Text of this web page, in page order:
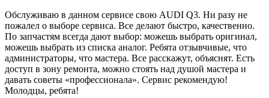
Обслуживаю в данном сервисе свою AUDI Q3. Ни разу не
пожалел о выборе сервиса. Все делают быстро, качественно.
По запчастям всегда дают выбор: можешь выбрать оригинал,
можешь выбрать из списка аналог. Ребята отзывчивые, что
администраторы, что мастера. Все расскажут, объяснят. Есть
доступ в зону ремонта, можно стоять над душой мастера и
давать советы «профессионала». Сервис рекомендую!
Молодцы, ребята!